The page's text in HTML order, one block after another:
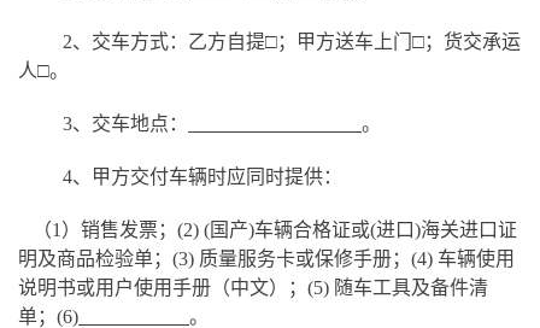
2、交车方式：乙方自提□；甲方送车上门□；货交承运
人□。
3、交车地点： 。
4、甲方交付车辆时应同时提供：
（1）销售发票；(2) (国产)车辆合格证或(进口)海关进口证
明及商品检验单；(3) 质量服务卡或保修手册；(4) 车辆使用
说明书或用户使用手册（中文）；(5) 随车工具及备件清
单；(6)
。